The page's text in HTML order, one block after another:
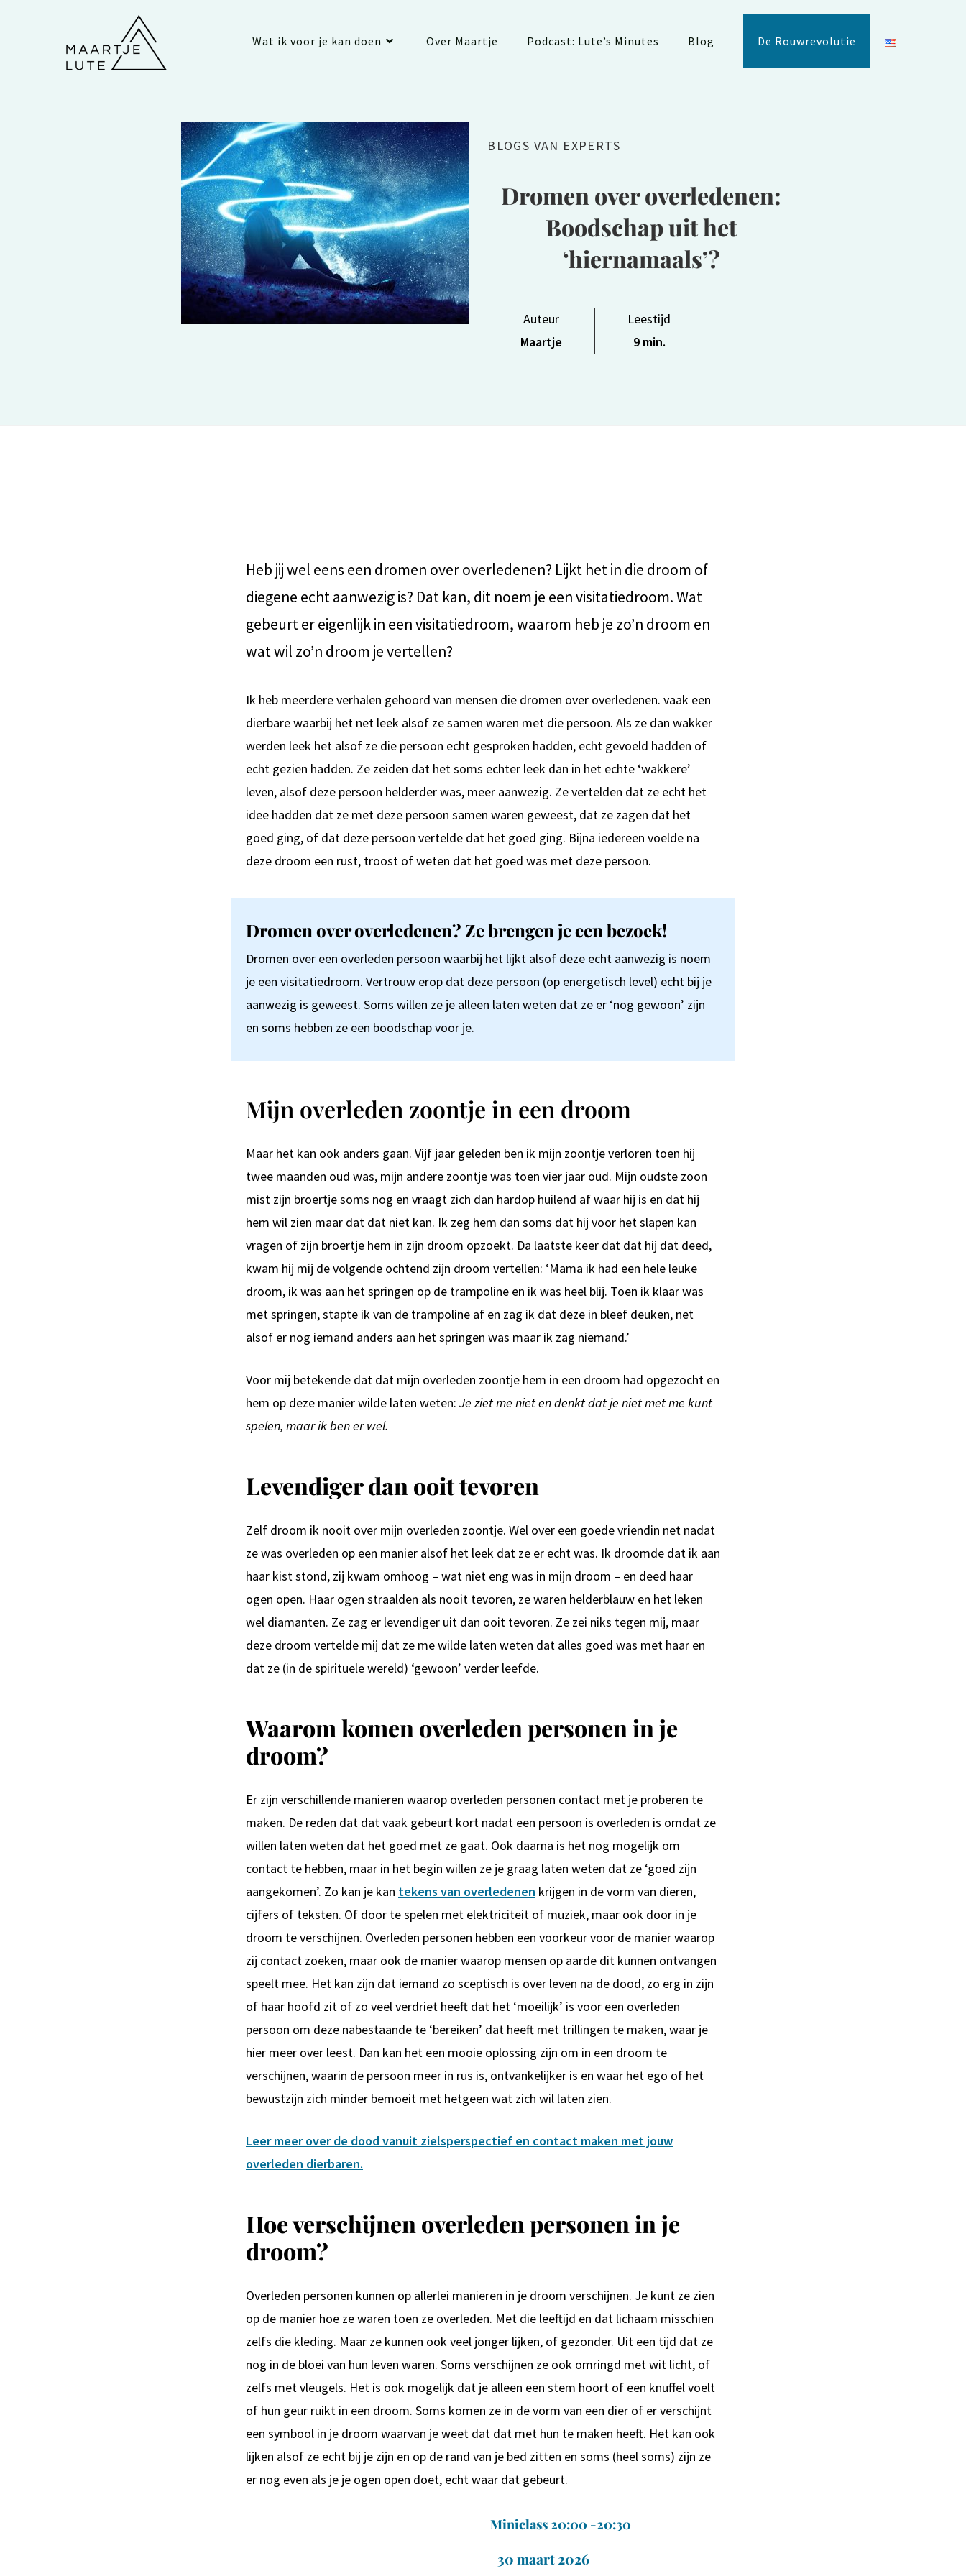
Wat ik voor je kan doen Over Maartje Podcast: Lute’s Minutes Blog De Rouwrevolutie
BLOGS VAN EXPERTS
Dromen over overledenen:
Boodschap uit het
‘hiernamaals’?
Auteur
Maartje
Leestijd
9 min.
Heb jij wel eens een dromen over overledenen? Lijkt het in die droom of
diegene echt aanwezig is? Dat kan, dit noem je een visitatiedroom. Wat
gebeurt er eigenlijk in een visitatiedroom, waarom heb je zo’n droom en
wat wil zo’n droom je vertellen?
Ik heb meerdere verhalen gehoord van mensen die dromen over overledenen. vaak een
dierbare waarbij het net leek alsof ze samen waren met die persoon. Als ze dan wakker
werden leek het alsof ze die persoon echt gesproken hadden, echt gevoeld hadden of
echt gezien hadden. Ze zeiden dat het soms echter leek dan in het echte ‘wakkere’
leven, alsof deze persoon helderder was, meer aanwezig. Ze vertelden dat ze echt het
idee hadden dat ze met deze persoon samen waren geweest, dat ze zagen dat het
goed ging, of dat deze persoon vertelde dat het goed ging. Bijna iedereen voelde na
deze droom een rust, troost of weten dat het goed was met deze persoon.
Dromen over overledenen? Ze brengen je een bezoek!
Dromen over een overleden persoon waarbij het lijkt alsof deze echt aanwezig is noem
je een visitatiedroom. Vertrouw erop dat deze persoon (op energetisch level) echt bij je
aanwezig is geweest. Soms willen ze je alleen laten weten dat ze er ‘nog gewoon’ zijn
en soms hebben ze een boodschap voor je.
Mijn overleden zoontje in een droom
Maar het kan ook anders gaan. Vijf jaar geleden ben ik mijn zoontje verloren toen hij
twee maanden oud was, mijn andere zoontje was toen vier jaar oud. Mijn oudste zoon
mist zijn broertje soms nog en vraagt zich dan hardop huilend af waar hij is en dat hij
hem wil zien maar dat dat niet kan. Ik zeg hem dan soms dat hij voor het slapen kan
vragen of zijn broertje hem in zijn droom opzoekt. Da laatste keer dat dat hij dat deed,
kwam hij mij de volgende ochtend zijn droom vertellen: ‘Mama ik had een hele leuke
droom, ik was aan het springen op de trampoline en ik was heel blij. Toen ik klaar was
met springen, stapte ik van de trampoline af en zag ik dat deze in bleef deuken, net
alsof er nog iemand anders aan het springen was maar ik zag niemand.’
Voor mij betekende dat dat mijn overleden zoontje hem in een droom had opgezocht en
hem op deze manier wilde laten weten: Je ziet me niet en denkt dat je niet met me kunt
spelen, maar ik ben er wel.
Levendiger dan ooit tevoren
Zelf droom ik nooit over mijn overleden zoontje. Wel over een goede vriendin net nadat
ze was overleden op een manier alsof het leek dat ze er echt was. Ik droomde dat ik aan
haar kist stond, zij kwam omhoog – wat niet eng was in mijn droom – en deed haar
ogen open. Haar ogen straalden als nooit tevoren, ze waren helderblauw en het leken
wel diamanten. Ze zag er levendiger uit dan ooit tevoren. Ze zei niks tegen mij, maar
deze droom vertelde mij dat ze me wilde laten weten dat alles goed was met haar en
dat ze (in de spirituele wereld) ‘gewoon’ verder leefde.
Waarom komen overleden personen in je
droom?
Er zijn verschillende manieren waarop overleden personen contact met je proberen te
maken. De reden dat dat vaak gebeurt kort nadat een persoon is overleden is omdat ze
willen laten weten dat het goed met ze gaat. Ook daarna is het nog mogelijk om
contact te hebben, maar in het begin willen ze je graag laten weten dat ze ‘goed zijn
aangekomen’. Zo kan je kan tekens van overledenen krijgen in de vorm van dieren,
cijfers of teksten. Of door te spelen met elektriciteit of muziek, maar ook door in je
droom te verschijnen. Overleden personen hebben een voorkeur voor de manier waarop
zij contact zoeken, maar ook de manier waarop mensen op aarde dit kunnen ontvangen
speelt mee. Het kan zijn dat iemand zo sceptisch is over leven na de dood, zo erg in zijn
of haar hoofd zit of zo veel verdriet heeft dat het ‘moeilijk’ is voor een overleden
persoon om deze nabestaande te ‘bereiken’ dat heeft met trillingen te maken, waar je
hier meer over leest. Dan kan het een mooie oplossing zijn om in een droom te
verschijnen, waarin de persoon meer in rus is, ontvankelijker is en waar het ego of het
bewustzijn zich minder bemoeit met hetgeen wat zich wil laten zien.
Leer meer over de dood vanuit zielsperspectief en contact maken met jouw
overleden dierbaren.
Hoe verschijnen overleden personen in je
droom?
Overleden personen kunnen op allerlei manieren in je droom verschijnen. Je kunt ze zien
op de manier hoe ze waren toen ze overleden. Met die leeftijd en dat lichaam misschien
zelfs die kleding. Maar ze kunnen ook veel jonger lijken, of gezonder. Uit een tijd dat ze
nog in de bloei van hun leven waren. Soms verschijnen ze ook omringd met wit licht, of
zelfs met vleugels. Het is ook mogelijk dat je alleen een stem hoort of een knuffel voelt
of hun geur ruikt in een droom. Soms komen ze in de vorm van een dier of er verschijnt
een symbool in je droom waarvan je weet dat dat met hun te maken heeft. Het kan ook
lijken alsof ze echt bij je zijn en op de rand van je bed zitten en soms (heel soms) zijn ze
er nog even als je je ogen open doet, echt waar dat gebeurt.
Miniclass 20:00 -20:30
30 maart 2026